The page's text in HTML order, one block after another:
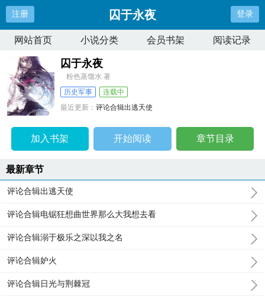
注册 囚于永夜 登录
网站首页 小说分类 会员书架 阅读记录
囚于永夜
粉色蒸馏水 著
历史军事
连载中
最近更新：评论合辑出逃天使
加入书架 开始阅读 章节目录
最新章节
评论合辑出逃天使
评论合辑电锯狂想曲世界那么大我想去看
评论合辑溺于极乐之深以我之名
评论合辑妒火
评论合辑日光与荆棘冠